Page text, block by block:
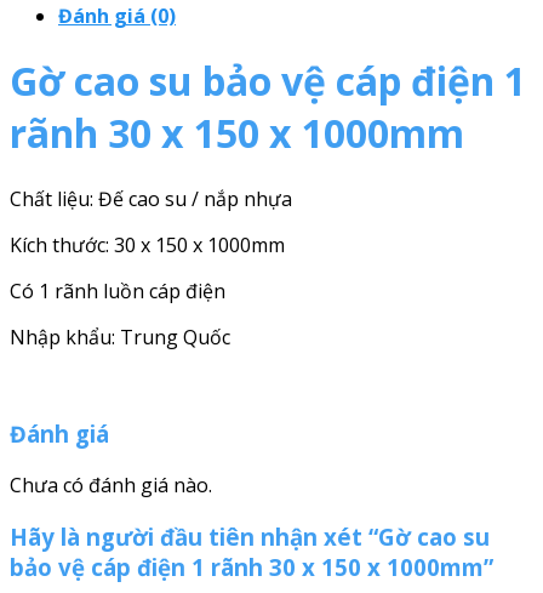
Đánh giá (0)
Gờ cao su bảo vệ cáp điện 1
rãnh 30 x 150 x 1000mm
Chất liệu: Đế cao su / nắp nhựa
Kích thước: 30 x 150 x 1000mm
Có 1 rãnh luồn cáp điện
Nhập khẩu: Trung Quốc
Đánh giá
Chưa có đánh giá nào.
Hãy là người đầu tiên nhận xét “Gờ cao su
bảo vệ cáp điện 1 rãnh 30 x 150 x 1000mm”